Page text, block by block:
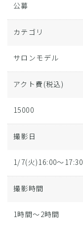
公募
カテゴリ
サロンモデル
アクト費 (税込)
15000
撮影日
1/7(火)16:00〜17:30
撮影時間
1時間～2時間